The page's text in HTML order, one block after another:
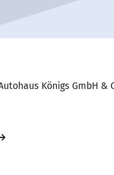
Königs GmbH &